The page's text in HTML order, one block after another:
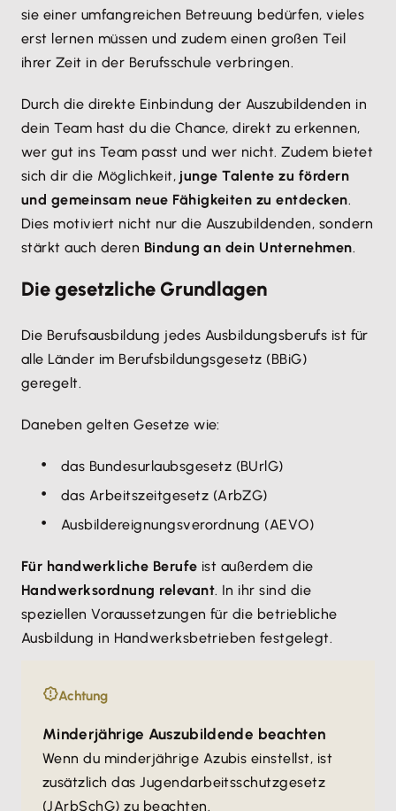
sie einer umfangreichen Betreuung bedürfen, vieles
erst lernen müssen und zudem einen großen Teil
ihrer Zeit in der Berufsschule verbringen.
Durch die direkte Einbindung der Auszubildenden in
dein Team hast du die Chance, direkt zu erkennen,
wer gut ins Team passt und wer nicht. Zudem bietet
sich dir die Möglichkeit, junge Talente zu fördern
und gemeinsam neue Fähigkeiten zu entdecken.
Dies motiviert nicht nur die Auszubildenden, sondern
stärkt auch deren Bindung an dein Unternehmen.
Die gesetzliche Grundlagen
Die Berufsausbildung jedes Ausbildungsberufs ist für
alle Länder im Berufsbildungsgesetz (BBiG)
geregelt.
Daneben gelten Gesetze wie:
das Bundesurlaubsgesetz (BUrlG)
das Arbeitszeitgesetz (ArbZG)
Ausbildereignungsverordnung (AEVO)
Für handwerkliche Berufe ist außerdem die
Handwerksordnung relevant. In ihr sind die
speziellen Voraussetzungen für die betriebliche
Ausbildung in Handwerksbetrieben festgelegt.
Achtung
Minderjährige Auszubildende beachten
Wenn du minderjährige Azubis einstellst, ist
zusätzlich das Jugendarbeitsschutzgesetz
(JArbSchG) zu beachten.